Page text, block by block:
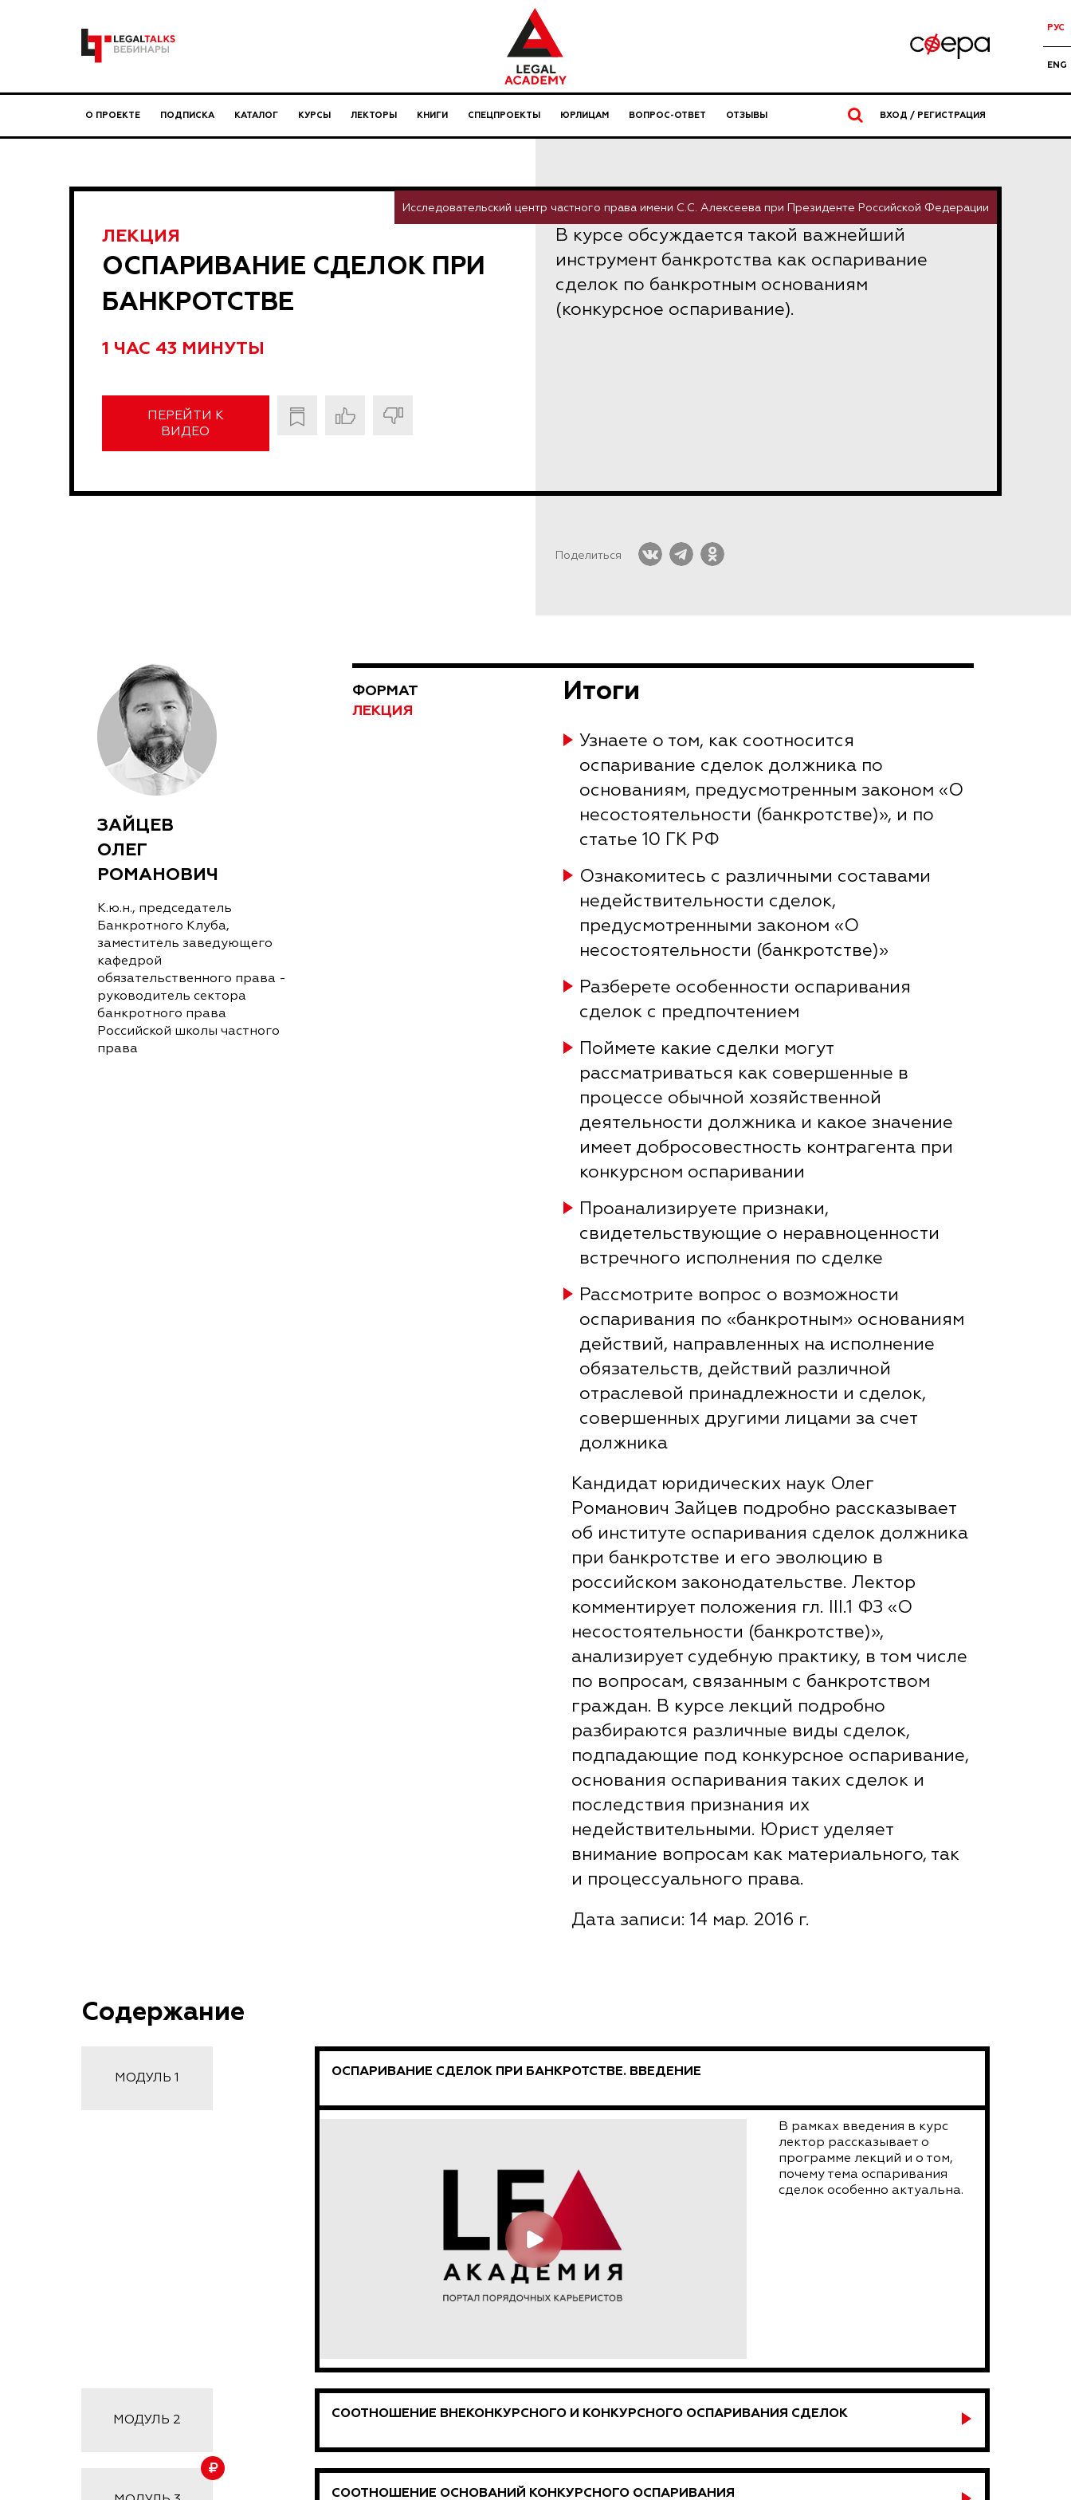
РУС
ENG
О ПРОЕКТЕ ПОДПИСКА КАТАЛОГ КУРСЫ ЛЕКТОРЫ КНИГИ СПЕЦПРОЕКТЫ ЮРЛИЦАМ ВОПРОС-ОТВЕТ ОТЗЫВЫ ВХОД / РЕГИСТРАЦИЯ
Исследовательский центр частного права имени С.С. Алексеева при Президенте Российской Федерации
ЛЕКЦИЯ
ОСПАРИВАНИЕ СДЕЛОК ПРИ
БАНКРОТСТВЕ
1 ЧАС 43 МИНУТЫ
ПЕРЕЙТИ К
ВИДЕО
В курсе обсуждается такой важнейший
инструмент банкротства как оспаривание
сделок по банкротным основаниям
(конкурсное оспаривание).
Поделиться
ЗАЙЦЕВ
ОЛЕГ
РОМАНОВИЧ
К.ю.н., председатель
Банкротного Клуба,
заместитель заведующего
кафедрой
обязательственного права -
руководитель сектора
банкротного права
Российской школы частного
права
ФОРМАТ
ЛЕКЦИЯ
Итоги
Узнаете о том, как соотносится
оспаривание сделок должника по
основаниям, предусмотренным законом «О
несостоятельности (банкротстве)», и по
статье 10 ГК РФ
Ознакомитесь с различными составами
недействительности сделок,
предусмотренными законом «О
несостоятельности (банкротстве)»
Разберете особенности оспаривания
сделок с предпочтением
Поймете какие сделки могут
рассматриваться как совершенные в
процессе обычной хозяйственной
деятельности должника и какое значение
имеет добросовестность контрагента при
конкурсном оспаривании
Проанализируете признаки,
свидетельствующие о неравноценности
встречного исполнения по сделке
Рассмотрите вопрос о возможности
оспаривания по «банкротным» основаниям
действий, направленных на исполнение
обязательств, действий различной
отраслевой принадлежности и сделок,
совершенных другими лицами за счет
должника
Кандидат юридических наук Олег
Романович Зайцев подробно рассказывает
об институте оспаривания сделок должника
при банкротстве и его эволюцию в
российском законодательстве. Лектор
комментирует положения гл. III.1 ФЗ «О
несостоятельности (банкротстве)»,
анализирует судебную практику, в том числе
по вопросам, связанным с банкротством
граждан. В курсе лекций подробно
разбираются различные виды сделок,
подпадающие под конкурсное оспаривание,
основания оспаривания таких сделок и
последствия признания их
недействительными. Юрист уделяет
внимание вопросам как материального, так
и процессуального права.
Дата записи: 14 мар. 2016 г.
Содержание
МОДУЛЬ 1 ОСПАРИВАНИЕ СДЕЛОК ПРИ БАНКРОТСТВЕ. ВВЕДЕНИЕ
В рамках введения в курс
лектор рассказывает о
программе лекций и о том,
почему тема оспаривания
сделок особенно актуальна.
МОДУЛЬ 2 СООТНОШЕНИЕ ВНЕКОНКУРСНОГО И КОНКУРСНОГО ОСПАРИВАНИЯ СДЕЛОК
СООТНОШЕНИЕ ОСНОВАНИЙ КОНКУРСНОГО ОСПАРИВАНИЯ